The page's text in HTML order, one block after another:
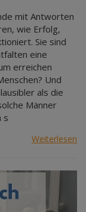
mit Antworten
wie Erfolg,
Sie sind
eine
erreichen
Und
als die
Männer
s
Weiterlesen